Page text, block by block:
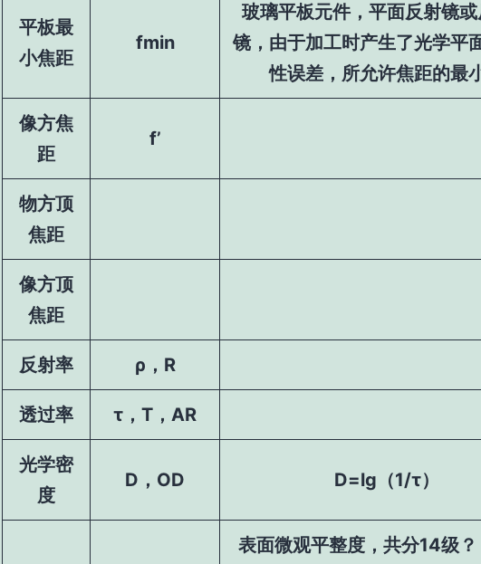
平板最
小焦距
fmin
玻璃平板元件，平面反射镜
镜，由于加工时产生了光学平
性误差，所允许焦距的最
像方焦
距
f’
物方顶
焦距
像方顶
焦距
反射率 ρ，R
透过率 τ，T，AR
光学密
度
D，OD D=lg（1/τ）
表面微观平整度，共分14级